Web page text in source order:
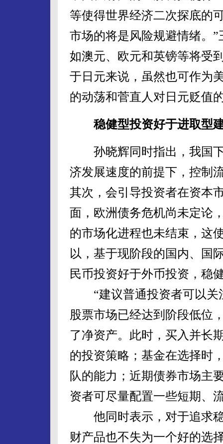
等使得世界经济二次探底的
市场的将是风险规避情绪。
如澳元、欧元和英镑等将受
于日元来说，虽然也可作为
的动荡和菅直人对日元贬值
稳健型投资好于进取型
孙晓辉同时指出，我国下
济发展速度的前提下，控制
其次，会引导投资者在资本
面，欧洲债务危机尚未定论
的市场化进程也未结束，这
以，基于现阶段的国内、国
民币投资好于外币投资，稳
“建议普通投资者可以关
股票市场已经达到阶段低位
了净资产。此时，买入并长
的投资策略；基金在选择时
队的能力；近期债券市场主
资者可尽量配置一些短期、
他同时表示，对于追求稳
财产品也不失为一个好的选